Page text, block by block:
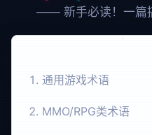
—— 新手必读！一篇
通用游戏术语
MMO/RPG类术语